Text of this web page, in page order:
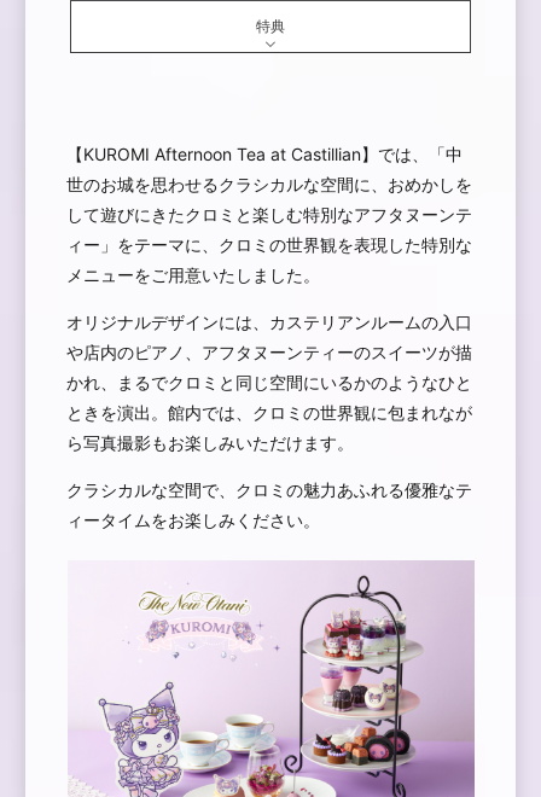
特典
【KUROMI Afternoon Tea at Castillian】では、「中
世のお城を思わせるクラシカルな空間に、おめかしを
して遊びにきたクロミと楽しむ特別なアフタヌーンテ
ィー」をテーマに、クロミの世界観を表現した特別な
メニューをご用意いたしました。
オリジナルデザインには、カステリアンルームの入口
や店内のピアノ、アフタヌーンティーのスイーツが描
かれ、まるでクロミと同じ空間にいるかのようなひと
ときを演出。館内では、クロミの世界観に包まれなが
ら写真撮影もお楽しみいただけます。
クラシカルな空間で、クロミの魅力あふれる優雅なテ
ィータイムをお楽しみください。